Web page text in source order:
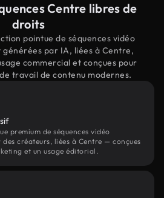
Centre libres de
droits
pointue de séquences vidéo
par IA, liées à Centre,
commercial et conçues pour
travail de contenu modernes.
premium de séquences vidéo
créateurs, liées à Centre — conçues
et un usage éditorial.